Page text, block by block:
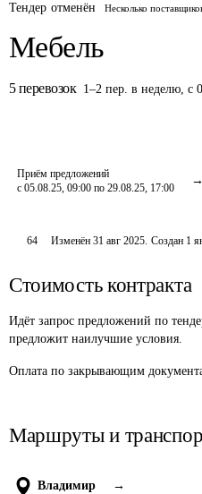
Тендер отменён Несколько
Мебель
5 перевозок 1–2 пер. в неделю,с
Приём предложений
с 05.08.25, 09:00 по 29.08.25, 17:00
64 Изменён31 авг 2025. Создан 1
Стоимость контракта
Идёт запрос предложений по
предложит наилучшие условия.
Оплата по закрывающим
Маршруты и
Владимир →